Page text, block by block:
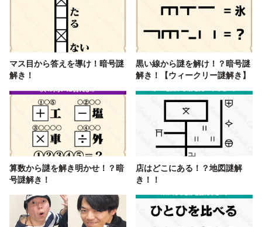
マス目から答えを導け！暗号謎
解き！
黒い線から謎を解け！？暗号謎
解き！【ウィークリー謎解き】
算数から謎を解き明かせ！？暗
号謎解き！
店はどこにある！？地図謎解
き！！